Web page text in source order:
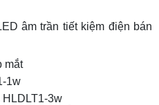
âm trần tiết kiệm điện bán
mắt
1w
3w